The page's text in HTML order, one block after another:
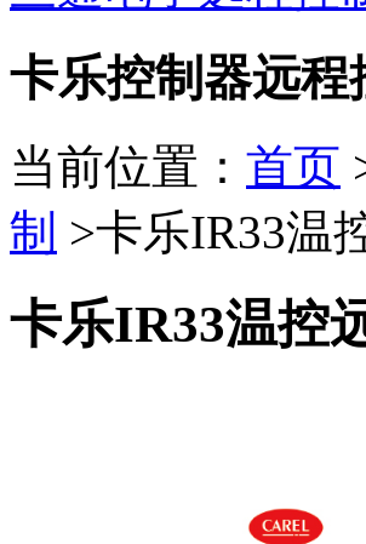
卡乐控制器远程
当前位置： 首页
制 >卡乐IR33温
卡乐IR33温控